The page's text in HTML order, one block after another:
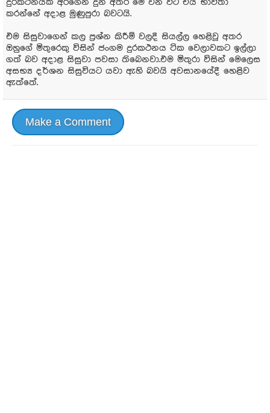
දුරකථනයක් අරගෙන දුන් අතර මේ වන විට එය භාවිතා
කරන්නේ අදාළ මුණුපුරා බවටයි.
එම සිසුවාගෙන් කල ප්‍රශ්න කිරීම් වලදී සියල්ල හෙළිවූ අතර
ඔහුගේ මිතුරෙකු විසින් ජංගම දුරකථනය ටික වෙලාවකට ඉල්ලා
ගත් බව අදාළ සිසුවා පවසා තිබෙනවා.එම මිතුරා විසින් මෙලෙස
අසභ්‍ය දර්ශන සිසුවියට යවා ඇහි බවයි අවසානයේදී හෙළිව
ඇත්තේ.
Make a Comment